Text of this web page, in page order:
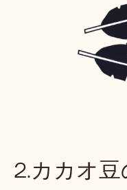
2.カカオ